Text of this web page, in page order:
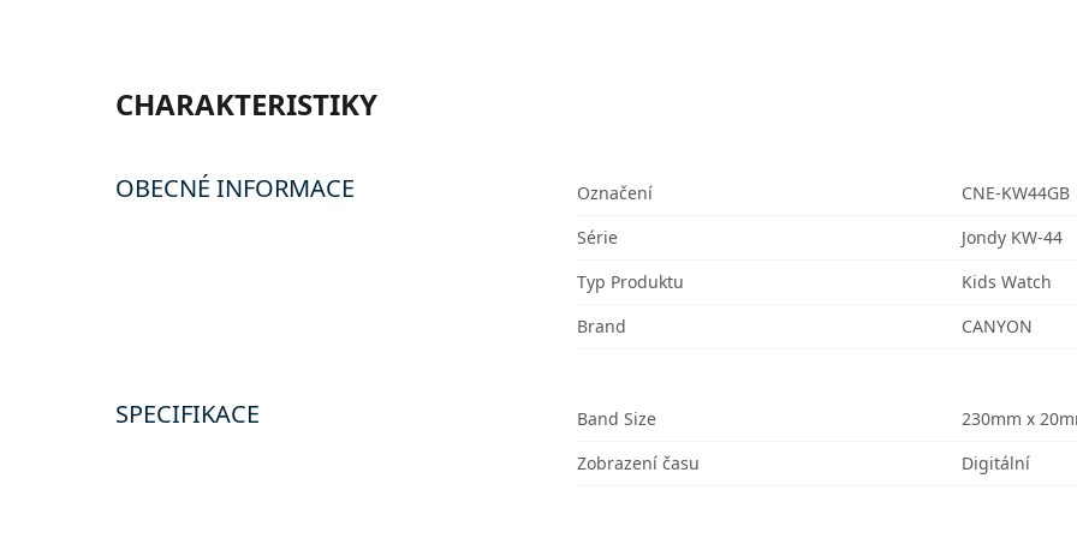
CHARAKTERISTIKY
OBECNÉ INFORMACE Označení
CNE-KW44GB
Série
Jondy KW-44
Typ Produktu
Kids Watch
Brand
CANYON
SPECIFIKACE Band Size
230mm x
Zobrazení času
Digitální